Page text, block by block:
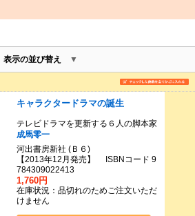
表示の並び替え
キャラクタードラマの誕生
テレビドラマを更新する６人の脚本家
成馬零一
河出書房新社 (Ｂ６)
【2013年12月発売】 ISBNコード 9
784309022413
1,760円
在庫状況：品切れのためご注文いただ
けません